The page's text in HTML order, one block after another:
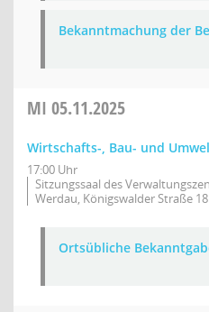
Bekanntmachung der
MI 05.11.2025
Wirtschafts-, Bau- und
17:00 Uhr
Sitzungssaal des
Werdau, Königswalder Straße 18
Ortsübliche